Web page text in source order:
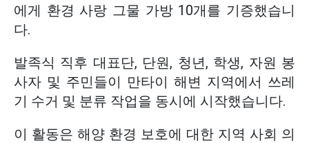
에게 환경 사랑 그물 가방 10개를 기증했습니
다.
발족식 직후 대표단, 단원, 청년, 학생, 자원 봉
사자 및 주민들이 만타이 해변 지역에서 쓰레
기 수거 및 분류 작업을 동시에 시작했습니다.
이 활동은 해양 환경 보호에 대한 지역 사회 의